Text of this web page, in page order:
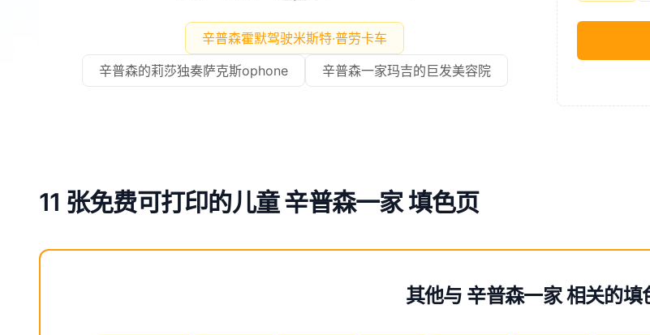
辛普森霍默驾驶米斯特·普劳卡车
辛普森的莉莎独奏萨克斯ophone
辛普森一家玛吉的巨发美容院
11 张免费可打印的儿童 辛普森一家 填色页
其他与 辛普森一家 相关的填